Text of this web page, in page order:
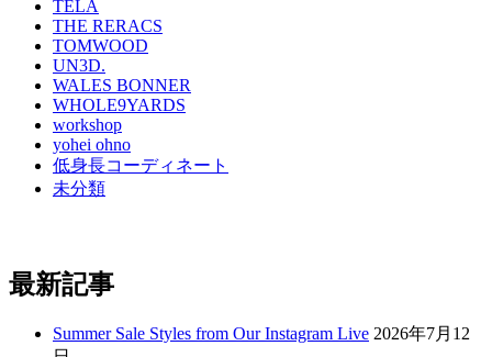
TELA
THE RERACS
TOMWOOD
UN3D.
WALES BONNER
WHOLE9YARDS
workshop
yohei ohno
低身長コーディネート
未分類
最新記事
Summer Sale Styles from Our Instagram Live 2026年7月12